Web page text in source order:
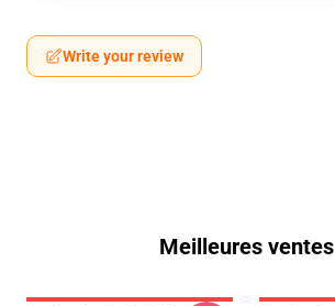
Write your review
Meilleures ventes